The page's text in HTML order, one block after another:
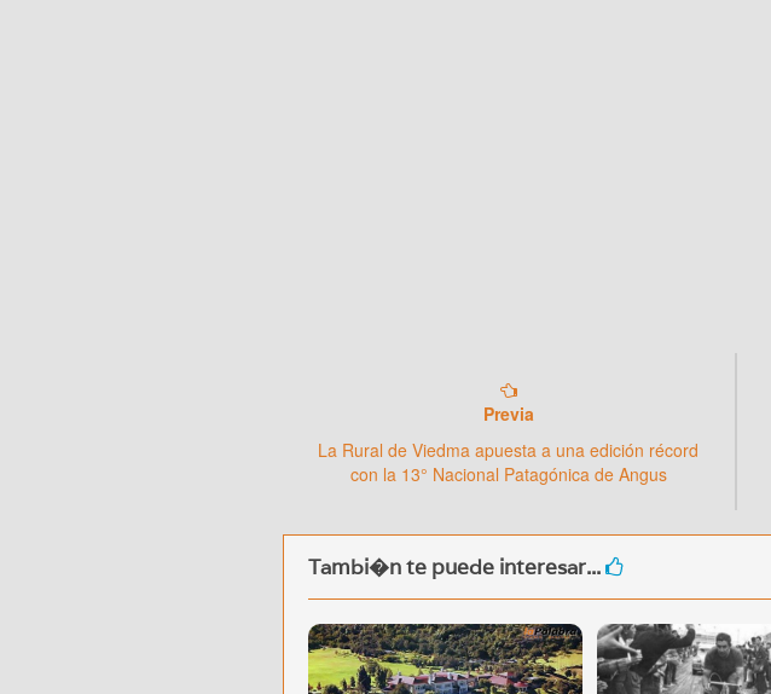
Previa
La Rural de Viedma apuesta a una edición récord
con la 13° Nacional Patagónica de Angus
Tambi�n te puede interesar...